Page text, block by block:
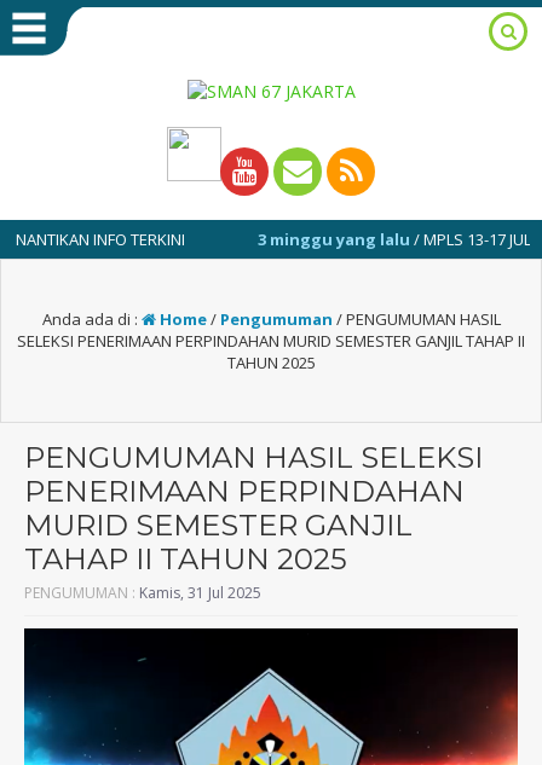
INFO TERKINI 3 minggu yang lalu/ MPLS 13-17 JULI 2026
Anda ada di : Home/ Pengumuman /PENGUMUMAN HASIL
SELEKSI PENERIMAAN PERPINDAHAN MURID SEMESTER GANJIL TAHAP II
TAHUN 2025
PENGUMUMAN HASIL SELEKSI
PENERIMAAN PERPINDAHAN
MURID SEMESTER GANJIL
TAHAP II TAHUN 2025
PENGUMUMAN : Kamis, 31 Jul 2025